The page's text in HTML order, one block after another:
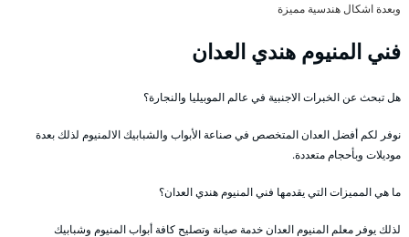
وبعدة اشكال هندسية مميزة
فني المنيوم هندي العدان
هل تبحث عن الخبرات الاجنبية في عالم الموبيليا والنجارة؟
نوفر لكم أفضل العدان المتخصص في صناعة الأبواب والشبابيك الالمنيوم لذلك بعدة
موديلات وبأحجام متعددة.
ما هي المميزات التي يقدمها فني المنيوم هندي العدان؟
لذلك يوفر معلم المنيوم العدان خدمة صيانة وتصليح كافة أبواب المنيوم وشبابيك